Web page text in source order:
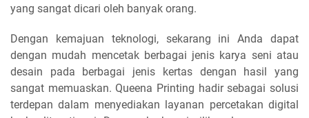
yang sangat dicari oleh banyak orang.
Dengan kemajuan teknologi, sekarang ini Anda dapat
dengan mudah mencetak berbagai jenis karya seni atau
desain pada berbagai jenis kertas dengan hasil yang
sangat memuaskan. Queena Printing hadir sebagai solusi
terdepan dalam menyediakan layanan percetakan digital